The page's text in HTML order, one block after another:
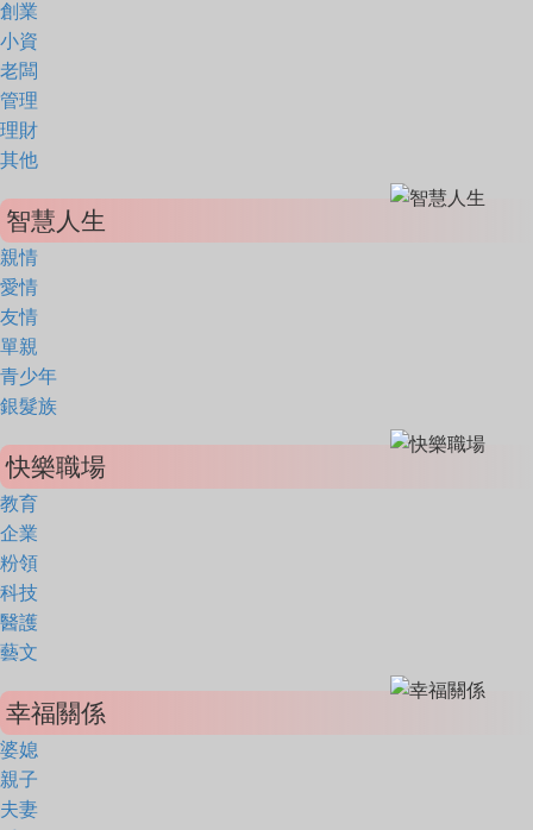
創業
小資
老闆
管理
理財
其他
智慧人生
親情
愛情
友情
單親
青少年
銀髮族
快樂職場
教育
企業
粉領
科技
醫護
藝文
幸福關係
婆媳
親子
夫妻